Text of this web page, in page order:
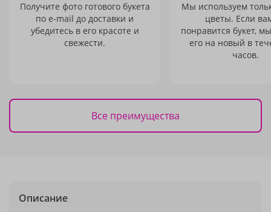
Получите фото готового букета
по e-mail до доставки и
убедитесь в его красоте и
свежести.
Мы используем
цветы. Если
понравится букет,
его на новый в
часов.
Все преимущества
Описание